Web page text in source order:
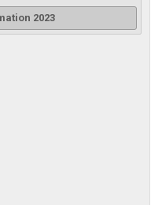
2023